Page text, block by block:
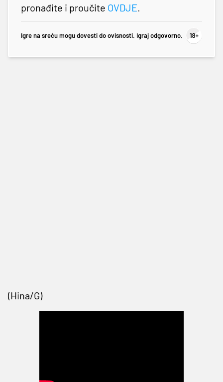
pronađite i proučite OVDJE.
Igre na sreću mogu dovesti do ovisnosti. Igraj odgovorno.
(Hina/G)